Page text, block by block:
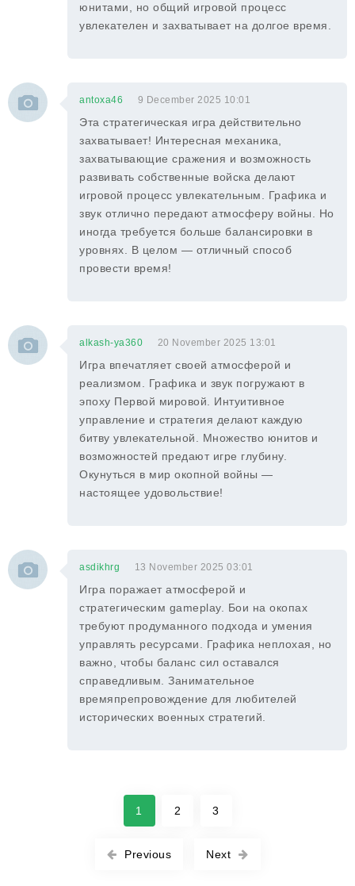
юнитами, но общий игровой процесс
увлекателен и захватывает на долгое время.
antoxa46 9 December 2025 10:01
Эта стратегическая игра действительно
захватывает! Интересная механика,
захватывающие сражения и возможность
развивать собственные войска делают
игровой процесс увлекательным. Графика и
звук отлично передают атмосферу войны. Но
иногда требуется больше балансировки в
уровнях. В целом — отличный способ
провести время!
alkash-ya360 20 November 2025 13:01
Игра впечатляет своей атмосферой и
реализмом. Графика и звук погружают в
эпоху Первой мировой. Интуитивное
управление и стратегия делают каждую
битву увлекательной. Множество юнитов и
возможностей предают игре глубину.
Окунуться в мир окопной войны —
настоящее удовольствие!
asdikhrg 13 November 2025 03:01
Игра поражает атмосферой и
стратегическим gameplay. Бои на окопах
требуют продуманного подхода и умения
управлять ресурсами. Графика неплохая, но
важно, чтобы баланс сил оставался
справедливым. Занимательное
времяпрепровождение для любителей
исторических военных стратегий.
Previous
1 2 3
Next